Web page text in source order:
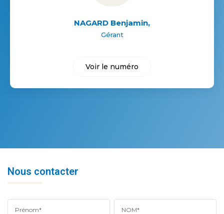
NAGARD Benjamin,
Gérant
Voir le numéro
Nous contacter
Prénom* NOM*